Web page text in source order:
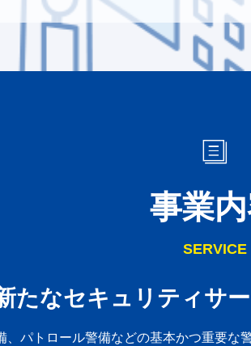
事業
SERVICE
たなセキュリティサ
パトロール警備などの基本かつ重要な警